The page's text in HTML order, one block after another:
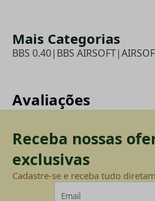
Mais Categorias
BBS 0.40| BBS AIRSOFT|
Avaliações
Receba nossas
exclusivas
Cadastre-se e receba tudo